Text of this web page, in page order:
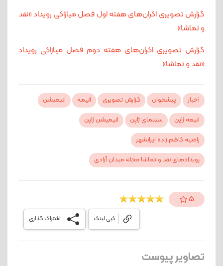
گزارش تصویری اکران‌های هفته اول فصل میازاکی رویداد «نقد
و تماشا»
گزارش تصویری اکران‌های هفته دوم فصل میازاکی رویداد
«نقد و تماشا»
اخبار پیشخوان گزارش تصویری انیمه
انیمیشن
انیمه ژاپن
سینمای ژاپن
انیمیشن ژاپن
راضیه کاظم زاده ایرانشهر
رویدادهای نقد و تماشا مجله میدان آزادی
5
اشتراک گذاری کپی لینک
تصاویر پیوست